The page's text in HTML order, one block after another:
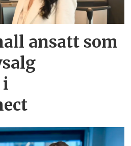
ansatt som
i